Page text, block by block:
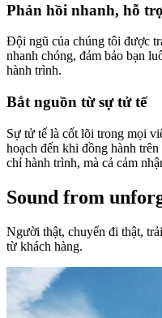
Phản hồi nhanh, hỗ
Đội ngũ của chúng tôi được
nhanh chóng, đảm bảo bạn
hành trình.
Bắt nguồn từ sự tử tế
Sự tử tế là cốt lõi trong mọi
hoạch đến khi đồng hành
chỉ hành trình, mà cả cảm
Sound from
Người thật, chuyến đi thật,
từ khách hàng.